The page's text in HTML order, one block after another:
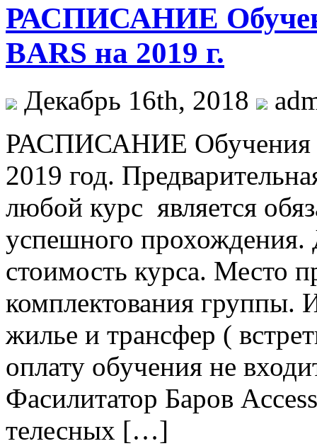
РАСПИСАНИЕ
BARS на 2019 г.
Декабрь 16th, 2018
РАСПИСАНИЕ Обучения
2019 год.
любой курс является
успешного
стоимость курса. Место
комплектования группы.
жилье и трансфер (
оплату обучения не
Фасилитатор Баров
телесных […]